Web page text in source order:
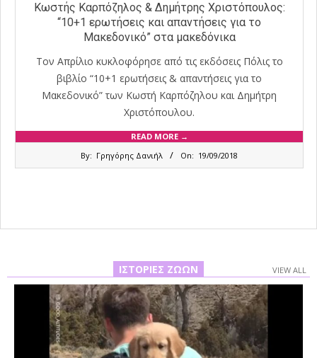
Κωστής Καρπόζηλος & Δημήτρης Χριστόπουλος:
“10+1 ερωτήσεις και απαντήσεις για το
Μακεδονικό” στα μακεδόνικα
Τον Απρίλιο κυκλοφόρησε από τις εκδόσεις Πόλις το
βιβλίο “10+1 ερωτήσεις & απαντήσεις για το
Μακεδονικό” των Κωστή Καρπόζηλου και Δημήτρη
Χριστόπουλου.
READ MORE →
By: Γρηγόρης Δανιήλ On: 19/09/2018
ΙΣΤΟΡΊΕΣ ΖΏΩΝ VIEW ALL